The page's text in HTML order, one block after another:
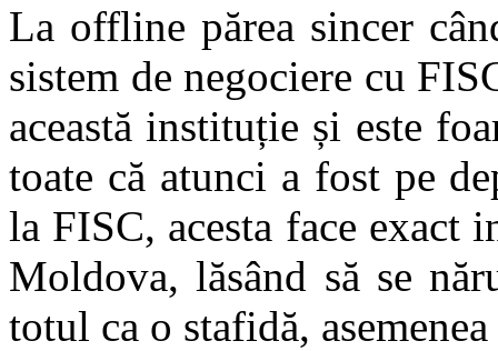
La offline părea sincer
sistem de negociere cu
această instituție și este
toate că atunci a fost pe
la FISC, acesta face exact
Moldova, lăsând să se
totul ca o stafidă,